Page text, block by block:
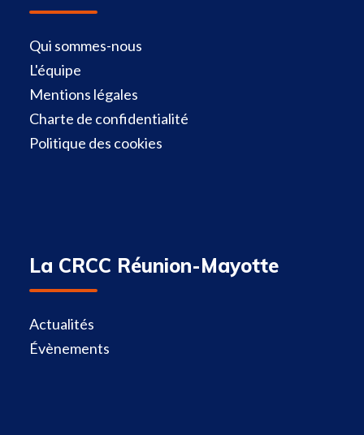
Qui sommes-nous
L'équipe
Mentions légales
Charte de confidentialité
Politique des cookies
La CRCC Réunion-Mayotte
Actualités
Évènements